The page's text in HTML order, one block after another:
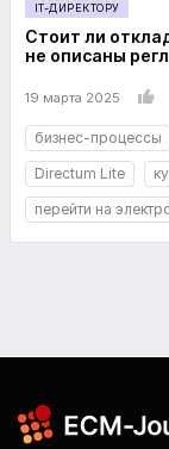
IT-ДИРЕКТОРУ
Стоит ли
не описаны
19 марта 2025
бизнес-процессы
Directum Lite
перейти на